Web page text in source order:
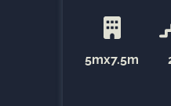
5mx7.5m